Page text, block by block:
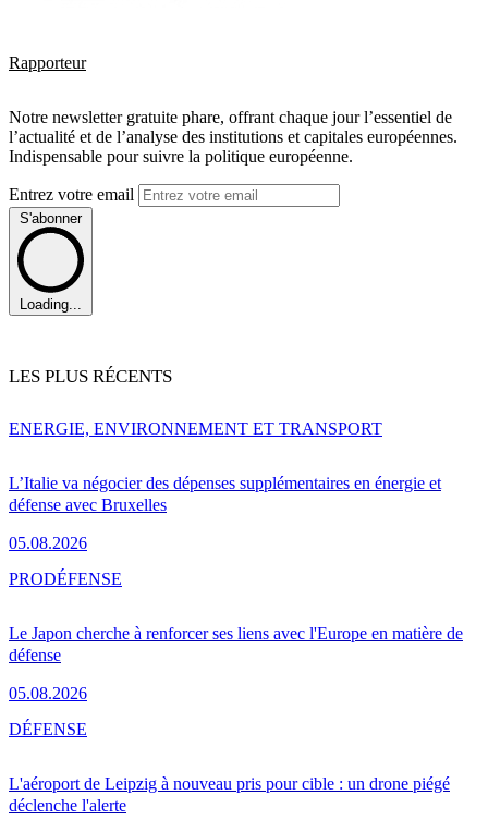
Rapporteur
Notre newsletter gratuite phare, offrant chaque jour l’essentiel de
l’actualité et de l’analyse des institutions et capitales européennes.
Indispensable pour suivre la politique européenne.
Entrez votre email
S'abonner
Loading...
LES PLUS RÉCENTS
L’Italie va négocier des dépenses supplémentaires en énergie et
défense avec Bruxelles
05.08.2026
ENERGIE, ENVIRONNEMENT ET TRANSPORT
Le Japon cherche à renforcer ses liens avec l'Europe en matière de
défense
05.08.2026
PRODÉFENSE
L'aéroport de Leipzig à nouveau pris pour cible : un drone piégé
déclenche l'alerte
DÉFENSE